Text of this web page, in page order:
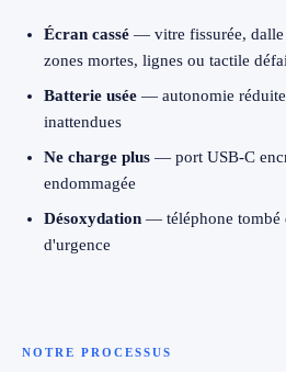
Écran cassé — vitre fissurée, dalle
zones mortes, lignes ou tactile
Batterie usée — autonomie
inattendues
Ne charge plus — port USB-C
endommagée
Désoxydation — téléphone tombé
d'urgence
NOTRE PROCESSUS